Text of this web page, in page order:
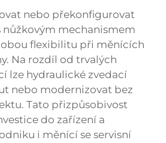
nebo překonfigurovat
nůžkovým mechanismem
flexibilitu při měnících
Na rozdíl od trvalých
lze hydraulické zvedací
nebo modernizovat bez
Tato přizpůsobivost
do zařízení a
i měnící se servisní